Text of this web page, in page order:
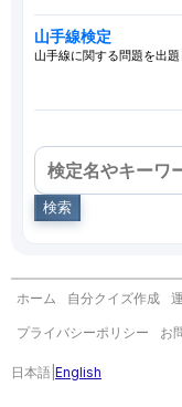
山手線検定
山手線に関する問題を出題
検索
ホーム 自分クイズ作成
プライバシーポリシー お
日本語 English